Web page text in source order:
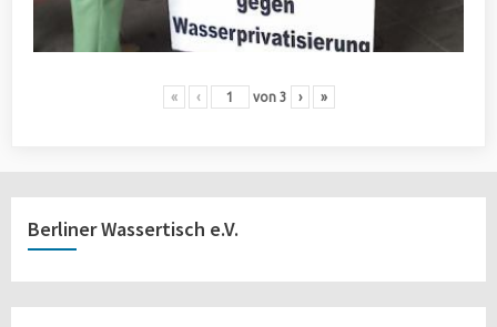
« ‹ von 3 › »
Berliner Wassertisch e.V.